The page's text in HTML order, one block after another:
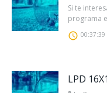
Si te
programa
00:37:39
LPD